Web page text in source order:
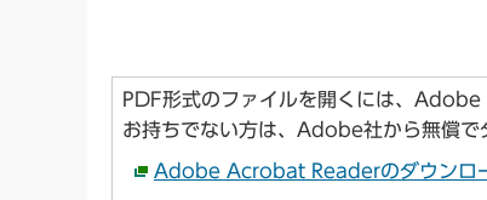
PDF形式のファイルを開くには、
お持ちでない方は、Adobe社から無償で
Adobe Acrobat Readerのダウンロ